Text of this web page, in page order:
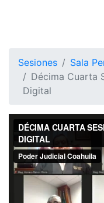
Sesiones Sala
Décima Cuarta
Digital